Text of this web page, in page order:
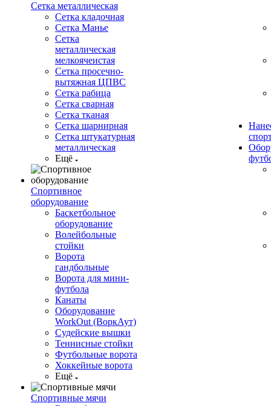
Сетка металлическая
Сетка кладочная
Сетка Манье
Сетка
металлическая
мелкоячеистая
Сетка просечно-
вытяжная ЦПВС
Сетка рабица
Сетка сварная
Сетка тканая
Сетка шарнирная
Сетка штукатурная
металлическая
Ещё
Спортивное
оборудование
Баскетбольное
оборудование
Волейбольные
стойки
Ворота
гандбольные
Ворота для мини-
футбола
Канаты
Оборудование
WorkOut (ВоркАут)
Судейские вышки
Теннисные стойки
Футбольные ворота
Хоккейные ворота
Ещё
Спортивные мячи